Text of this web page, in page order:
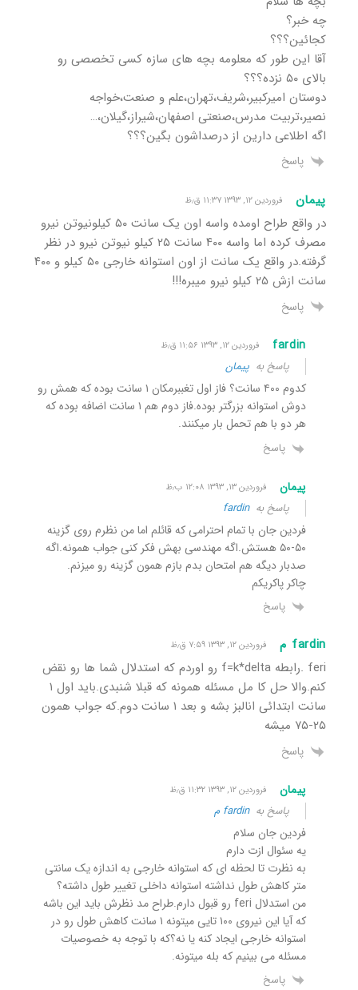
چه خبر؟
کجائین؟؟؟
آقا این طور که معلومه بچه های سازه کسی تخصصی رو
بالای ۵۰ نزده؟؟؟
دوستان امیرکبیر،شریف،تهران،علم و صنعت،خواجه
نصیر،تربیت مدرس،صنعتی اصفهان،شیراز،گیلان،…
اگه اطلاعی دارین از درصداشون بگین؟؟؟
پاسخ
پیمان فروردین ۱۲, ۱۳۹۳ ۱۱:۳۷ ق٫ظ
در واقع طراح اومده واسه اون یک سانت ۵۰ کیلونیوتن نیرو
مصرف کرده اما واسه ۴۰۰ سانت ۲۵ کیلو نیوتن نیرو در نظر
گرفته.در واقع یک سانت از اون استوانه خارجی ۵۰ کیلو و ۴۰۰
سانت ازش ۲۵ کیلو نیرو میبره!!!
پاسخ
fardin فروردین ۱۲, ۱۳۹۳ ۱۱:۵۶ ق٫ظ
پاسخ به پیمان
کدوم ۴۰۰ سانت؟ فاز اول تغببرمکان ۱ سانت بوده که همش رو
دوش استوانه بزرگتر بوده.فاز دوم هم ۱ سانت اضافه بوده که
هر دو با هم تحمل بار میکنند.
پاسخ
پیمان فروردین ۱۳, ۱۳۹۳ ۱۲:۰۸ ب٫ظ
پاسخ بهfardin
فردین جان با تمام احترامی که قائلم اما من نظرم روی گزینه
۵۰-۵۰ هستش.اگه مهندسی بهش فکر کنی جواب همونه.اگه
صدبار دیگه هم امتحان بدم بازم همون گزینه رو میزنم.
چاکر پاکریکم
پاسخ
fardin م فروردین ۱۲, ۱۳۹۳ ۷:۵۹ ق٫ظ
feri .رابطه f=k*delta رو اوردم که استدلال شما ها رو نقض
کنم.والا حل کا مل مسئله همونه که قبلا شنبدی.باید اول ۱
سانت ابتدائی انالبز بشه و بعد ۱ سانت دوم.که جواب همون
۲۵-۷۵ میشه
پاسخ
پیمان فروردین ۱۲, ۱۳۹۳ ۱۱:۳۲ ق٫ظ
پاسخ بهfardin م
فردین جان سلام
یه سئوال ازت دارم
به نظرت تا لحظه ای که استوانه خارجی به اندازه یک سانتی
متر کاهش طول نداشته استوانه داخلی تغییر طول داشته؟
من استدلال feri رو قبول دارم.طراح مد نظرش باید این باشه
که آیا این نیروی ۱۰۰ تایی میتونه ۱ سانت کاهش طول رو در
استوانه خارجی ایجاد کنه یا نه؟که با توجه به خصوصیات
مسئله می بینیم که بله میتونه.
پاسخ